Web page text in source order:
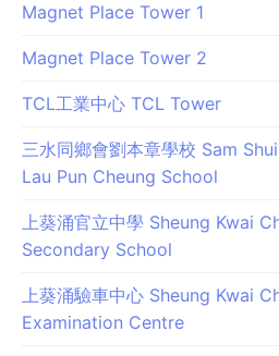
Magnet Place Tower 1
Magnet Place Tower 2
TCL工業中心 TCL Tower
三水同鄉會劉本章學校 Sam
Lau Pun Cheung School
上葵涌官立中學 Sheung Kwai
Secondary School
上葵涌驗車中心 Sheung Kwai
Examination Centre